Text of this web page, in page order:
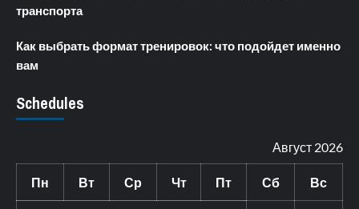
транспорта
Как выбрать формат тренировок: что подойдет именно
вам
Schedules
Август 2026
Пн Вт Ср Чт Пт Сб Вс